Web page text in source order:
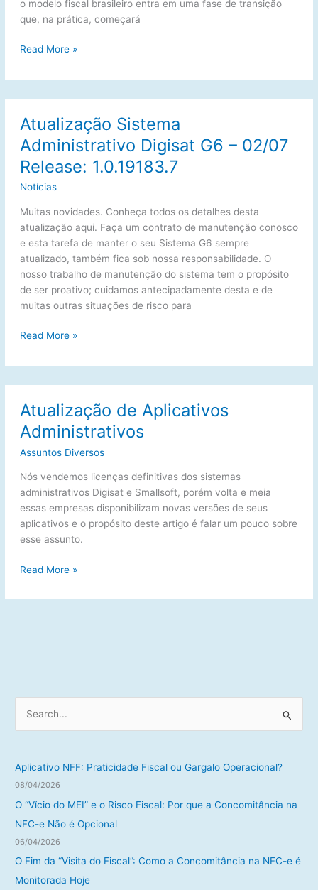
Fina)
o modelo fiscal brasileiro entra em uma fase de transição
que, na prática, começará
Reforma
IBS/CBS
e:
análise
técnica
para
contadores
obrigatoriedade
classificação
produtos
partir
Read More »
Atualização Sistema
Administrativo Digisat G6 – 02/07
Release: 1.0.19183.7
Notícias
Muitas novidades. Conheça todos os detalhes desta
atualização aqui. Faça um contrato de manutenção conosco
e esta tarefa de manter o seu Sistema G6 sempre
atualizado, também fica sob nossa responsabilidade. O
nosso trabalho de manutenção do sistema tem o propósito
de ser proativo; cuidamos antecipadamente desta e de
muitas outras situações de risco para
Atualização
Administrativo
–
02/07
1.0.19183.7
Read More »
Atualização de Aplicativos
Administrativos
Assuntos Diversos
Nós vendemos licenças definitivas dos sistemas
administrativos Digisat e Smallsoft, porém volta e meia
essas empresas disponibilizam novas versões de seus
aplicativos e o propósito deste artigo é falar um pouco sobre
esse assunto.
Atualização
Aplicativos
Read More »
q
u
i
s
a
r
p
Aplicativo NFF: Praticidade Fiscal ou Gargalo Operacional?
08/04/2026
O “Vício do MEI” e o Risco Fiscal: Por que a Concomitância na
NFC-e Não é Opcional
06/04/2026
O Fim da “Visita do Fiscal”: Como a Concomitância na NFC-e é
Monitorada Hoje